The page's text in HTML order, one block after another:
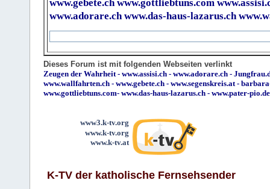
www.gebete.ch www.gottliebtuns.com
www.adorare.ch www.das-haus-lazarus.ch
Dieses Forum ist mit folgenden Webseiten verlinkt
Zeugen der Wahrheit - www.assisi.ch - www.adorare.ch -
www.wallfahrten.ch - www.gebete.ch - www.segenskreis.at -
www.gottliebtuns.com- www.das-haus-lazarus.ch - www.pater-pio.de
www3.k-tv.org
www.k-tv.org
www.k-tv.at
K-TV der katholische Fernsehsender